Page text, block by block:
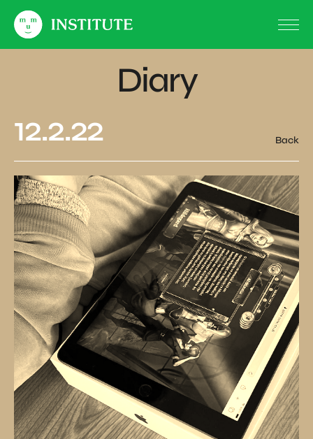
Diary
12.2.22
Back